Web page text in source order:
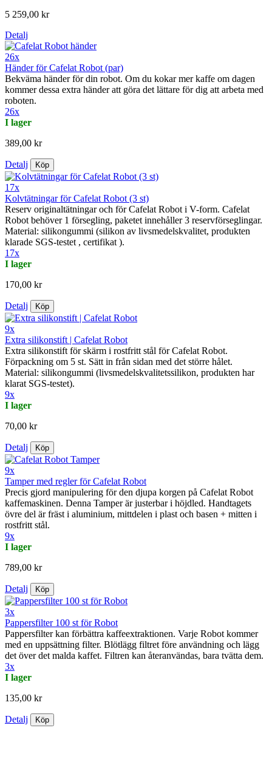
5 259,00 kr
Detalj
26x
Händer för Cafelat Robot (par)
Bekväma händer för din robot. Om du kokar mer kaffe om dagen
kommer dessa extra händer att göra det lättare för dig att arbeta med
roboten.
26x
I lager
389,00 kr
Detalj Köp
17x
Kolvtätningar för Cafelat Robot (3 st)
Reserv originaltätningar och för Cafelat Robot i V-form. Cafelat
Robot behöver 1 försegling, paketet innehåller 3 reservförseglingar.
Material: silikongummi (silikon av livsmedelskvalitet, produkten
klarade SGS-testet , certifikat ).
17x
I lager
170,00 kr
Detalj Köp
9x
Extra silikonstift | Cafelat Robot
Extra silikonstift för skärm i rostfritt stål för Cafelat Robot.
Förpackning om 5 st. Sätt in från sidan med det större hålet.
Material: silikongummi (livsmedelskvalitetssilikon, produkten har
klarat SGS-testet).
9x
I lager
70,00 kr
Detalj Köp
9x
Tamper med regler för Cafelat Robot
Precis gjord manipulering för den djupa korgen på Cafelat Robot
kaffemaskinen. Denna Tamper är justerbar i höjdled. Handtagets
övre del är fräst i aluminium, mittdelen i plast och basen + mitten i
rostfritt stål.
9x
I lager
789,00 kr
Detalj Köp
3x
Pappersfilter 100 st för Robot
Pappersfilter kan förbättra kaffeextraktionen. Varje Robot kommer
med en uppsättning filter. Blötlägg filtret före användning och lägg
det över det malda kaffet. Filtren kan återanvändas, bara tvätta dem.
3x
I lager
135,00 kr
Detalj Köp